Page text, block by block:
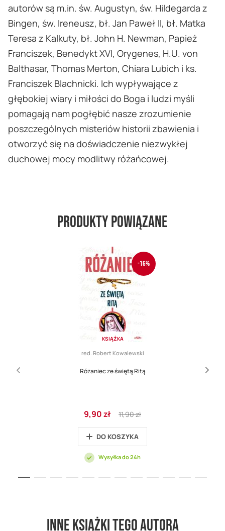
autorów są m.in. św. Augustyn, św. Hildegarda z
Bingen, św. Ireneusz, bł. Jan Paweł II, bł. Matka
Teresa z Kalkuty, bł. John H. Newman, Papież
Franciszek, Benedykt XVI, Orygenes, H.U. von
Balthasar, Thomas Merton, Chiara Lubich i ks.
Franciszek Blachnicki. Ich wypływające z
głębokiej wiary i miłości do Boga i ludzi myśli
pomagają nam pogłębić nasze zrozumienie
poszczególnych misteriów historii zbawienia i
otworzyć się na doświadczenie niezwykłej
duchowej mocy modlitwy różańcowej.
Produkty powiązane
-16%
KSIĄŻKA
red. Robert Kowalewski
Różaniec ze świętą Ritą
Cena
promocyjna
9,90 zł
Regular
Price
11,90 zł
DO KOSZYKA
Wysyłka do 24h
Inne książki tego autora